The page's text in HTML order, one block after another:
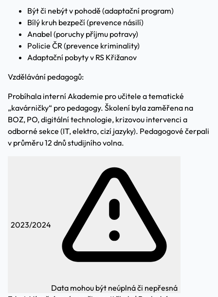
Být či nebýt v pohodě (adaptační program)
Bílý kruh bezpečí (prevence násilí)
Anabel (poruchy příjmu potravy)
Policie ČR (prevence kriminality)
Adaptační pobyty v RS Křižanov
Vzdělávání pedagogů:
Probíhala interní Akademie pro učitele a tematické
„kavárničky“ pro pedagogy. Školení byla zaměřena na
BOZ, PO, digitální technologie, krizovou intervenci a
odborné sekce (IT, elektro, cizí jazyky). Pedagogové čerpali
v průměru 12 dnů studijního volna.
2023/2024
Data mohou být neúplná či nepřesná